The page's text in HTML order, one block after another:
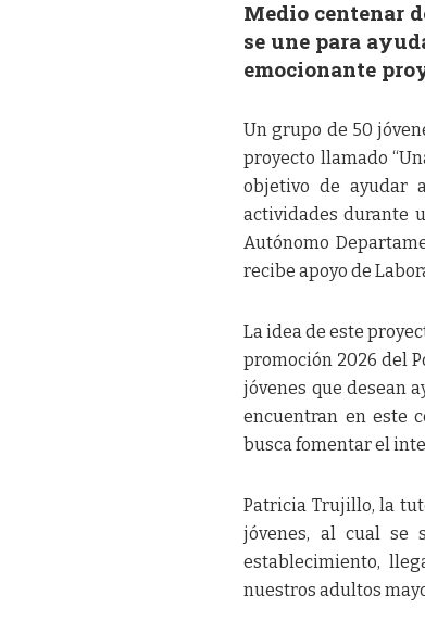
Medio centenar
se une para
emocionante
Un grupo de 50
proyecto llamado
objetivo de ayudar
actividades durante
Autónomo
recibe apoyo de
La idea de este
promoción 2026 del
jóvenes que desean
encuentran en este
busca fomentar el
Patricia Trujillo, la
jóvenes, al cual se
establecimiento,
nuestros adultos